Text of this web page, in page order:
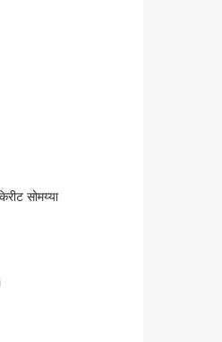
सोमय्या